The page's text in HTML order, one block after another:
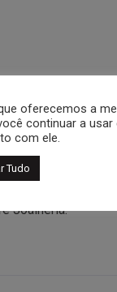
a peça
Amore,
Joalheria.
oferecemos a
continuar a usar
com ele.
Tudo